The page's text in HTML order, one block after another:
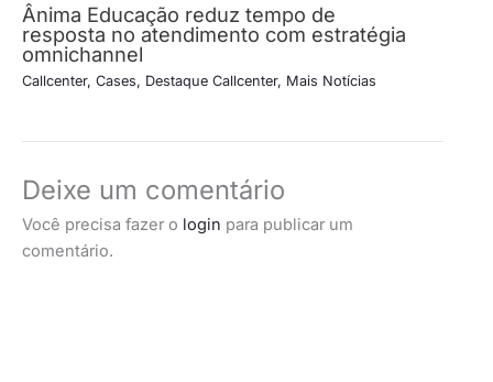
Ânima Educação reduz tempo de
resposta no atendimento com estratégia
omnichannel
Callcenter, Cases, Destaque Callcenter, Mais Notícias
Deixe um comentário
Você precisa fazer o login para publicar um
comentário.